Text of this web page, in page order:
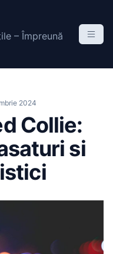
– Împreună
2024
Collie:
si